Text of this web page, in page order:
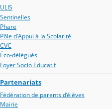
ULIS
Sentinelles
Phare
Pôle d'Appui à la Scolarité
CVC
Éco-délégués
Foyer Socio Educatif
Partenariats
Fédération de parents d’élèves
Mairie